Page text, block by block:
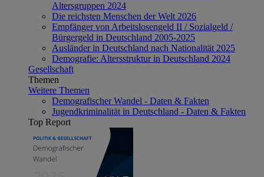
Altersgruppen 2024
Die reichsten Menschen der Welt 2026
Empfänger von Arbeitslosengeld II / Sozialgeld /
Bürgergeld in Deutschland 2005-2025
Ausländer in Deutschland nach Nationalität 2025
Demografie: Altersstruktur in Deutschland 2024
Gesellschaft
Themen
Weitere Themen
Demografischer Wandel - Daten & Fakten
Jugendkriminalität in Deutschland - Daten & Fakten
Top Report